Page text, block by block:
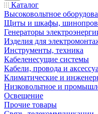
Каталог
Высоковольтное
Щиты и шкафы,
Генераторы
Изделия для
Инструменты, техника
Кабеленесущие системы
Кабели, провода и
Климатические и
Низковольтное и
Освещение
Прочие товары